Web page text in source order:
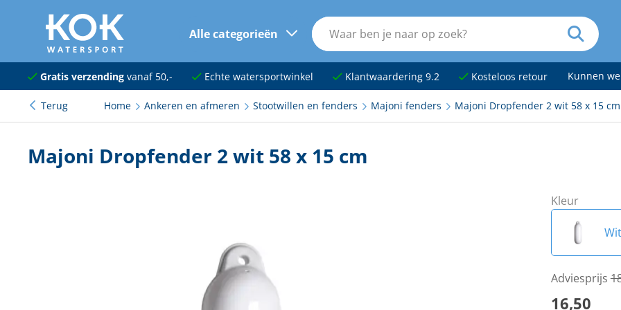
naar hoofdinhoud
Alle categorieën
Navigatie
Dekuitrusting
Onderhoud en verf
Gratis verzendingvanaf 50,- Echte watersportwinkel Klantwaardering 9.2 Kosteloos retour Kunnen
Terug Home Ankeren en afmeren Stootwillen en fenders Majoni fenders Majoni Dropfender 2 wit 58 x 15 cm
Majoni Dropfender 2 wit 58 x 15 cm
Kleur
Wit
Adviesprijs
16,50